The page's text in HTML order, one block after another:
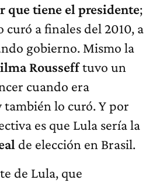
que tiene el presidente;
curó a finales del 2010, a
gobierno. Mismo la
Roussefftuvo un
cuando era
lo curó. Y por
es que Lula sería la
de elección en Brasil.
de Lula, que